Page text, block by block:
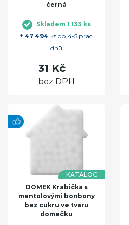
černá
Skladem 1 133 ks
+ 47 494 ks do 4-5 prac.
dnů
31 Kč
bez DPH
KATALOG
DOMEK Krabička s
mentolovými bonbony
bez cukru ve tvaru
domečku